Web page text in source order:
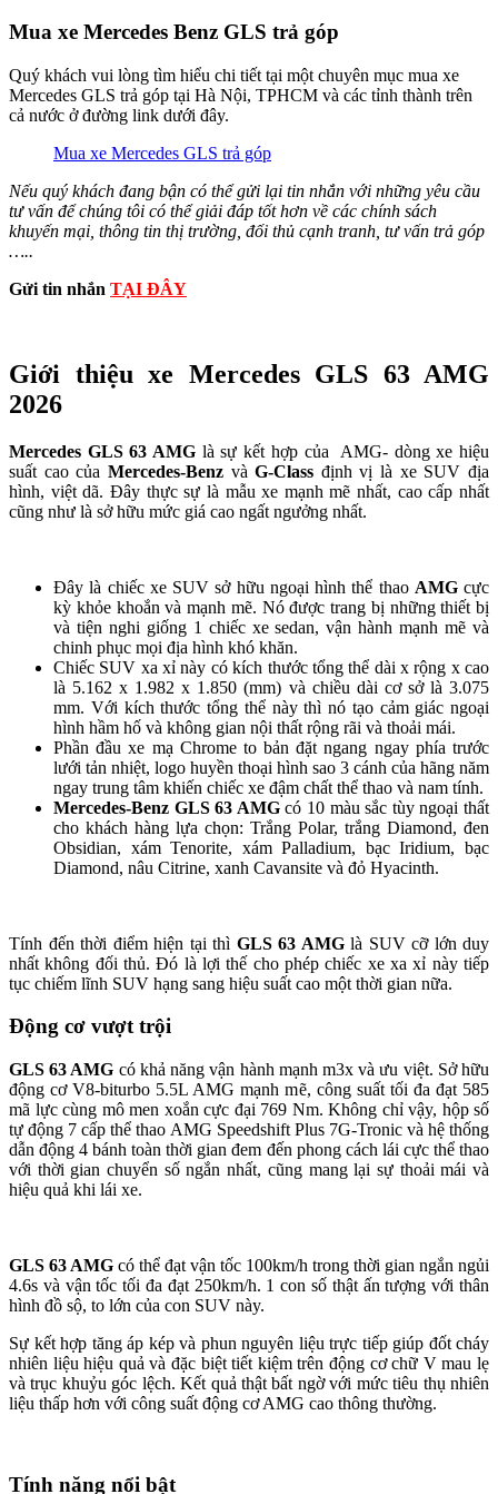
Mua xe Mercedes Benz GLS trả góp
Quý khách vui lòng tìm hiểu chi tiết tại một chuyên mục mua xe
Mercedes GLS trả góp tại Hà Nội, TPHCM và các tỉnh thành trên
cả nước ở đường link dưới đây.
Mua xe Mercedes GLS trả góp
Nếu quý khách đang bận có thể gửi lại tin nhắn với những yêu cầu
tư vấn để chúng tôi có thể giải đáp tốt hơn về các chính sách
khuyến mại, thông tin thị trường, đối thủ cạnh tranh, tư vấn trả góp
…..
Gửi tin nhắn TẠI ĐÂY
Giới thiệu xe Mercedes GLS 63 AMG
2026
Mercedes GLS 63 AMG là sự kết hợp của AMG- dòng xe hiệu
suất cao của Mercedes-BenzvàG-Class định vị là xe SUV địa
hình, việt dã. Đây thực sự là mẫu xe mạnh mẽ nhất, cao cấp nhất
cũng như là sở hữu mức giá cao ngất ngưởng nhất.
Đây là chiếc xe SUV sở hữu ngoại hình thể thao AMGcực
kỳ khỏe khoắn và mạnh mẽ. Nó được trang bị những thiết bị
và tiện nghi giống 1 chiếc xe sedan, vận hành mạnh mẽ và
chinh phục mọi địa hình khó khăn.
Chiếc SUV xa xỉ này có kích thước tổng thể dài x rộng x cao
là 5.162 x 1.982 x 1.850 (mm) và chiều dài cơ sở là 3.075
mm. Với kích thước tổng thể này thì nó tạo cảm giác ngoại
hình hầm hố và không gian nội thất rộng rãi và thoải mái.
Phần đầu xe mạ Chrome to bản đặt ngang ngay phía trước
lưới tản nhiệt, logo huyền thoại hình sao 3 cánh của hãng năm
ngay trung tâm khiến chiếc xe đậm chất thể thao và nam tính.
Mercedes-Benz GLS 63 AMGcó 10 màu sắc tùy ngoại thất
cho khách hàng lựa chọn: Trắng Polar, trắng Diamond, đen
Obsidian, xám Tenorite, xám Palladium, bạc Iridium, bạc
Diamond, nâu Citrine, xanh Cavansite và đỏ Hyacinth.
Tính đến thời điểm hiện tại thì GLS 63 AMGlà SUV cỡ lớn duy
nhất không đối thủ. Đó là lợi thế cho phép chiếc xe xa xỉ này tiếp
tục chiếm lĩnh SUV hạng sang hiệu suất cao một thời gian nữa.
Động cơ vượt trội
GLS 63 AMG có khả năng vận hành mạnh m3x và ưu việt. Sở hữu
động cơ V8-biturbo 5.5L AMG mạnh mẽ, công suất tối đa đạt 585
mã lực cùng mô men xoắn cực đại 769 Nm. Không chỉ vậy, hộp số
tự động 7 cấp thể thao AMG Speedshift Plus 7G-Tronic và hệ thống
dẫn động 4 bánh toàn thời gian đem đến phong cách lái cực thể thao
với thời gian chuyển số ngắn nhất, cũng mang lại sự thoải mái và
hiệu quả khi lái xe.
GLS 63 AMG có thể đạt vận tốc 100km/h trong thời gian ngắn ngủi
4.6s và vận tốc tối đa đạt 250km/h. 1 con số thật ấn tượng với thân
hình đồ sộ, to lớn của con SUV này.
Sự kết hợp tăng áp kép và phun nguyên liệu trực tiếp giúp đốt cháy
nhiên liệu hiệu quả và đặc biệt tiết kiệm trên động cơ chữ V mau lẹ
và trục khuỷu góc lệch. Kết quả thật bất ngờ với mức tiêu thụ nhiên
liệu thấp hơn với công suất động cơ AMG cao thông thường.
Tính năng nổi bật